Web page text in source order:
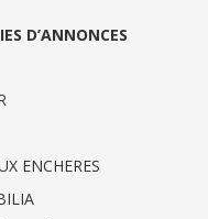
D’ANNONCES
ENCHERES